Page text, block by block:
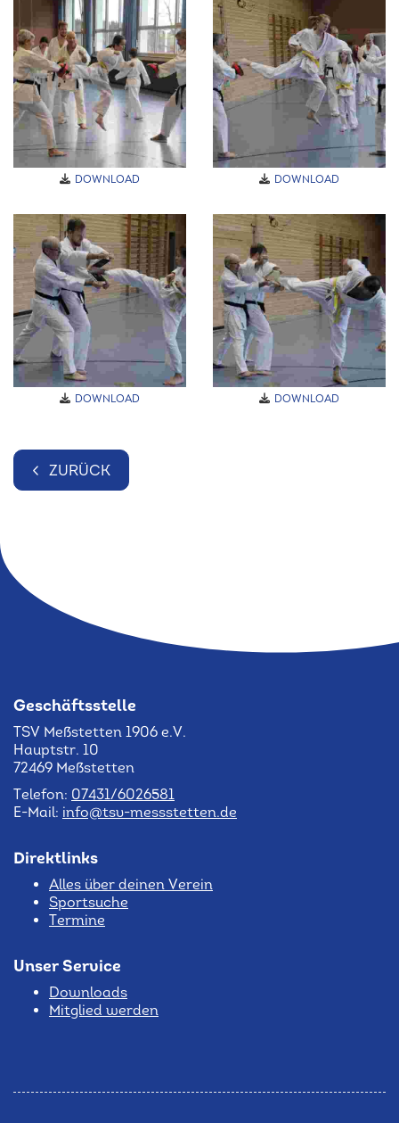
DOWNLOAD DOWNLOAD
DOWNLOAD DOWNLOAD
ZURÜCK
Geschäftsstelle
TSV Meßstetten 1906 e.V.
Hauptstr. 10
72469 Meßstetten
Telefon: 07431/6026581
E-Mail: info@tsv-messstetten.de
Direktlinks
Alles über deinen Verein
Sportsuche
Termine
Unser Service
Downloads
Mitglied werden